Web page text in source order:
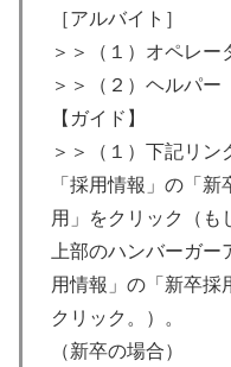
［アルバイト］
＞＞（１）オペレー
＞＞（２）ヘルパー
【ガイド】
＞＞（１）下記リ
「採用情報」の「
用」をクリック（も
上部のハンバーガ
用情報」の「新卒採
クリック。）。
（新卒の場合）